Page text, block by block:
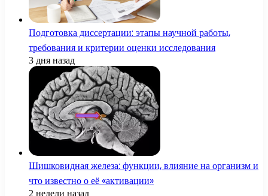
Подготовка диссертации: этапы научной работы,
требования и критерии оценки исследования
3 дня назад
Шишковидная железа: функции, влияние на организм и
что известно о её «активации»
2 недели назад